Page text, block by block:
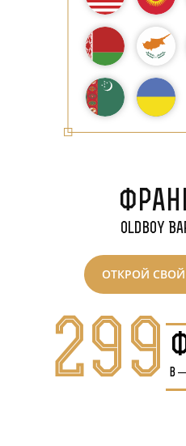
Oldboy
ОТКРОЙ
299 в